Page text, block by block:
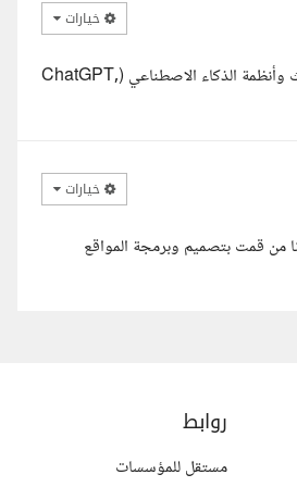
خيارات
مرحبا، معظم خدمات SEO تركز فقط على الكلمات المفتاحية والباك لينكس، بينما أصبحت محركات البحث وأنظمة الذكاء الاصطناعي (ChatGPT,
خيارات
من قمت بتصميم وبرمجة المواقع
روابط
مستقل للمؤسسات